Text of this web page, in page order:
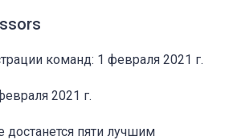
команд: 1 февраля 2021 г.
2021 г.
пяти лучшим